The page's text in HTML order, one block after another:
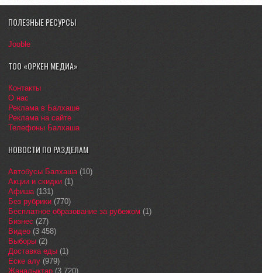
ПОЛЕЗНЫЕ РЕСУРСЫ
Jooble
ТОО «ОРКЕН МЕДИА»
Контакты
О нас
Реклама в Балхаше
Реклама на сайте
Телефоны Балхаша
НОВОСТИ ПО РАЗДЕЛАМ
Автобусы Балхаша(10)
Акции и скидки (1)
Афиша(131)
Без рубрики (770)
Бесплатное образование за рубежом (1)
Бизнес (27)
Видео (3 458)
Выборы (2)
Доставка еды (1)
Еске алу (979)
Жаңалықтар (3 720)